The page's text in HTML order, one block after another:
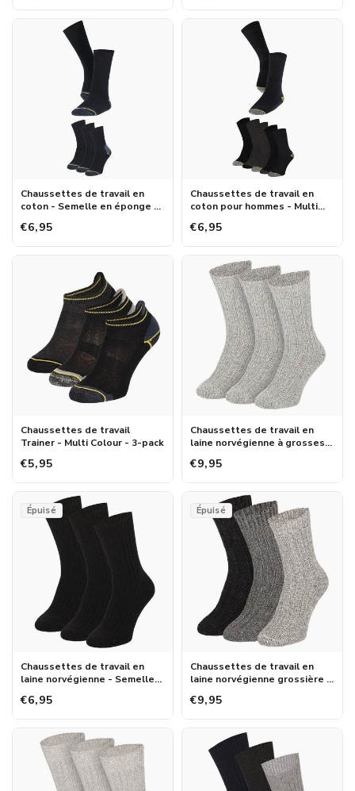
Chaussettes de travail en
coton - Semelle en éponge -
€6,95
Chaussettes de travail en
coton pour hommes - Multi
€6,95
Chaussettes de travail
Trainer - Multi Colour - 3-pack
€5,95
Chaussettes de travail en
laine norvégienne à grosses
€9,95
Épuisé
Chaussettes de travail en
laine norvégienne - Semelle
€6,95
Épuisé
Chaussettes de travail en
laine norvégienne grossière -
€9,95